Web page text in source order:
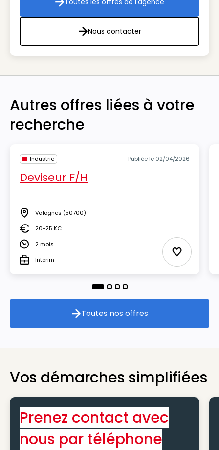
Toutes les offres de l'agence
Toutes les offres de l'agence
Nous contacter
Nous contacter
Autres offres liées à votre
recherche
Industrie Publiée le 02/04/2026
Deviseur F/H
Lieu Valognes (50700)
Salaire20-25 K€
Durée2 mois
TypeInterim Ajouter
Toutes nos offres
Toutes nos offres
Vos démarches simplifiées
Prenez contact avec
nous par téléphone